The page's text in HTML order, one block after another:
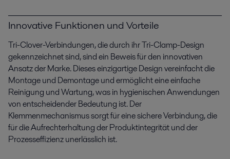
Innovative Funktionen und Vorteile
Tri-Clover-Verbindungen, die durch ihr Tri-Clamp-Design
gekennzeichnet sind, sind ein Beweis für den innovativen
Ansatz der Marke. Dieses einzigartige Design vereinfacht die
Montage und Demontage und ermöglicht eine einfache
Reinigung und Wartung, was in hygienischen Anwendungen
von entscheidender Bedeutung ist. Der
Klemmenmechanismus sorgt für eine sichere Verbindung, die
für die Aufrechterhaltung der Produktintegrität und der
Prozesseffizienz unerlässlich ist.